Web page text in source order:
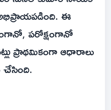
అభిప్రాయపడింది. ఈ
పరోక్షంగానో
ప్రాథమికంగా ఆధారాలు
చేసింది.